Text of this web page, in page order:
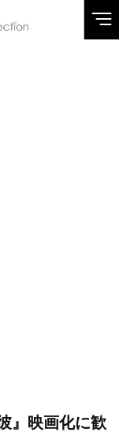
』映画化に歓